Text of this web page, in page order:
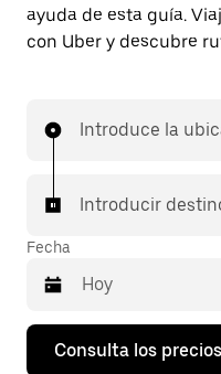
ayuda de esta guía.
con Uber y descubre
Introduce la
Introducir
Fecha
Pulsa
Consulta los precios